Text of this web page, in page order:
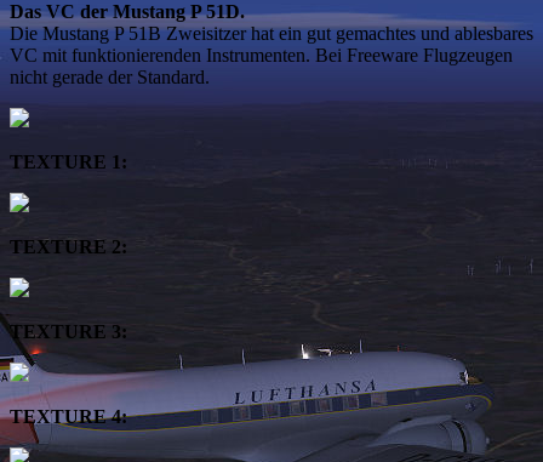
Das VC der Mustang P 51D.
Die Mustang P 51B Zweisitzer hat ein gut gemachtes und ablesbares
VC mit funktionierenden Instrumenten. Bei Freeware Flugzeugen
nicht gerade der Standard.
TEXTURE 1:
TEXTURE 2:
TEXTURE 3:
TEXTURE 4: